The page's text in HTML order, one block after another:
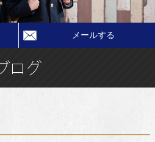
メールする